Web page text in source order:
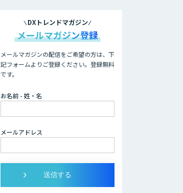
DXトレンドマガジン
メールマガジン登録
メールマガジンの配信をご希望の方は、下
記フォームよりご登録ください。登録無料
です。
お名前 - 姓・名
メールアドレス